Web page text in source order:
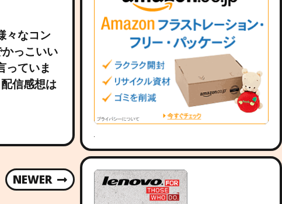
々なコン
っこいい
っていま
信感想は
NEWER